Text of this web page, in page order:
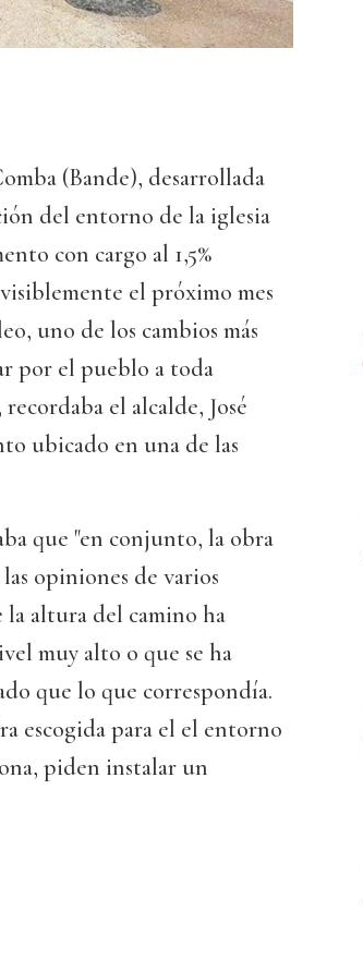
(Bande), desarrollada
del entorno de la iglesia
con cargo al 1,5%
el próximo mes
uno de los cambios más
por el pueblo a toda
el alcalde, José
ubicado en una de las
que "en conjunto, la obra
opiniones de varios
altura del camino ha
muy alto o que se ha
que lo que correspondía.
escogida para el el entorno
piden instalar un